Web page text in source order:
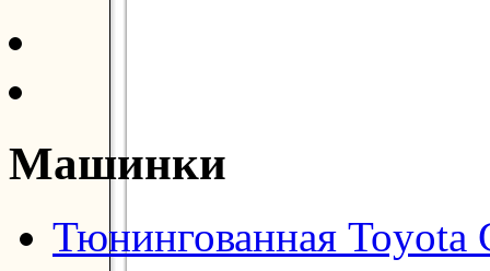
Машинки
Тюнингованная Toyota